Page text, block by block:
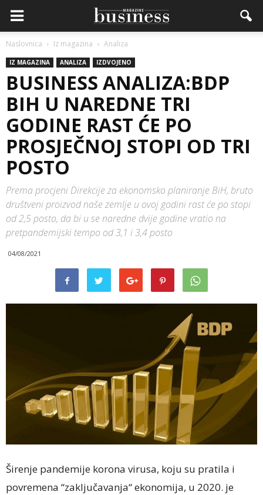
Naslovnica Iz magazina Analiza
IZ MAGAZINA ANALIZA IZDVOJENO
BUSINESS ANALIZA:BDP
BIH U NAREDNE TRI
GODINE RAST ĆE PO
PROSJEČNOJ STOPI OD TRI
POSTO
Prema procjeni Direkcije za ekonomsko planiranje BiH, bruto
društveni proizvod naše zemlje u ovoj godini rast će po stopi
od 2,5 posto, da bi u se naredne dvije godine vratio na
pretpandemijski tempo od 3,1 i 3,4 posto
04/08/2021
Širenje pandemije korona virusa, koju su pratila i
povremena “zaključavanja“ ekonomija, u 2020. je